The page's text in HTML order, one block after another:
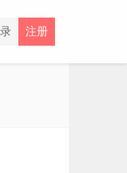
注册